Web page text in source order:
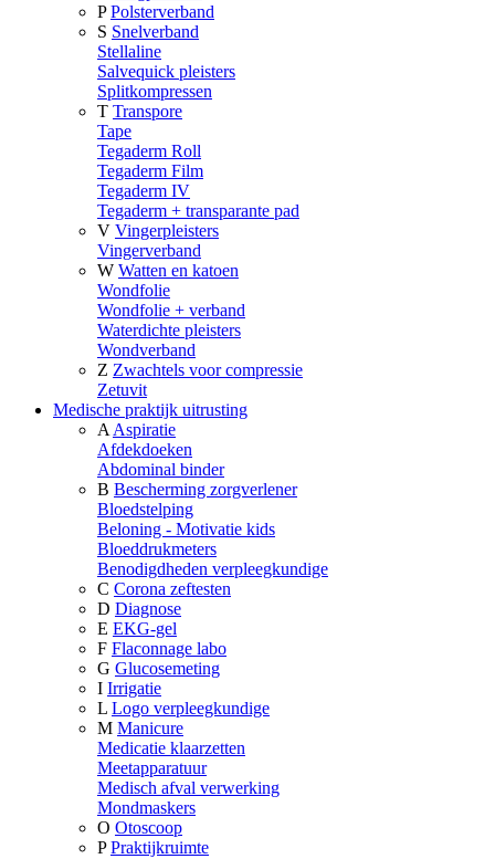
P Polsterverband
S Snelverband
Stellaline
Salvequick pleisters
Splitkompressen
T Transpore
Tape
Tegaderm Roll
Tegaderm Film
Tegaderm IV
Tegaderm + transparante pad
V Vingerpleisters
Vingerverband
W Watten en katoen
Wondfolie
Wondfolie + verband
Waterdichte pleisters
Wondverband
Z Zwachtels voor compressie
Zetuvit
Medische praktijk uitrusting
A Aspiratie
Afdekdoeken
Abdominal binder
B Bescherming zorgverlener
Bloedstelping
Beloning - Motivatie kids
Bloeddrukmeters
Benodigdheden verpleegkundige
C Corona zeftesten
D Diagnose
E EKG-gel
F Flaconnage labo
G Glucosemeting
I Irrigatie
L Logo verpleegkundige
M Manicure
Medicatie klaarzetten
Meetapparatuur
Medisch afval verwerking
Mondmaskers
O Otoscoop
P Praktijkruimte